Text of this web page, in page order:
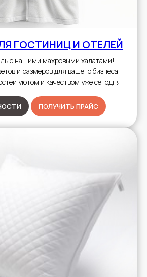
ГОСТИНИЦ И ОТЕЛЕЙ
с нашими махровыми халатами!
и размеров для вашего бизнеса.
уютом и качеством уже сегодня
ПОЛУЧИТЬ ПРАЙС